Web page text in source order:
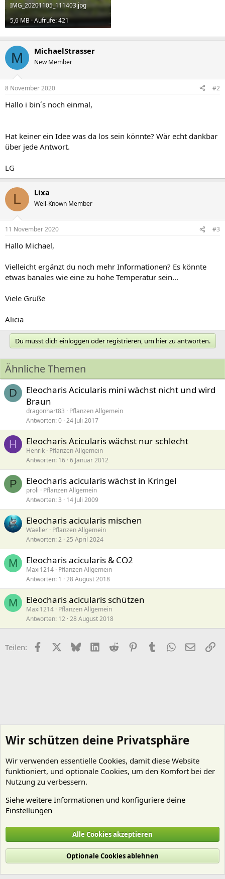
IMG_20201105_111403.jpg
5,6 MB · Aufrufe: 421
M MichaelStrasser
New Member
8 November 2020 #2
Hallo i bin´s noch einmal,
Hat keiner ein Idee was da los sein könnte? Wär echt dankbar
über jede Antwort.
LG
L Lixa
Well-Known Member
11 November 2020 #3
Hallo Michael,
Vielleicht ergänzt du noch mehr Informationen? Es könnte
etwas banales wie eine zu hohe Temperatur sein...
Viele Grüße
Alicia
Du musst dich einloggen oder registrieren, um hier zu antworten.
Ähnliche Themen
D
Eleocharis Acicularis mini wächst nicht und wird
Braun
dragonhart83
Pflanzen Allgemein
Antworten 0 24 Juli 2017
H Eleocharis Acicularis wächst nur schlecht
Henrik Pflanzen Allgemein
Antworten 16 6 Januar 2012
P Eleocharis acicularis wächst in Kringel
proli
Pflanzen Allgemein
Antworten 3 14 Juli 2009
Eleocharis acicularis mischen
Waeller Pflanzen Allgemein
Antworten 2 25 April 2024
M Eleocharis acicularis & CO2
Maxi1214 Pflanzen Allgemein
Antworten 1 28 August 2018
M Eleocharis acicularis schützen
Maxi1214 Pflanzen Allgemein
Antworten 12 28 August 2018
Teilen: FacebookX (Twitter)
BlueskyLinkedIn
Reddit PinterestTumblr WhatsApp
E-Mail
Cookies
Deutsch (Du)
Nutzungsbedingungen
Datenschutz Hilfe und Impressum
R
Wir schützen deine Privatsphäre
Wir verwenden essentielle Cookies, damit diese Website
funktioniert, und optionale Cookies, um den Komfort bei der
Nutzung zu verbessern.
Siehe weitere Informationen und konfiguriere deine
Einstellungen
Alle Cookies akzeptieren
Optionale Cookies ablehnen